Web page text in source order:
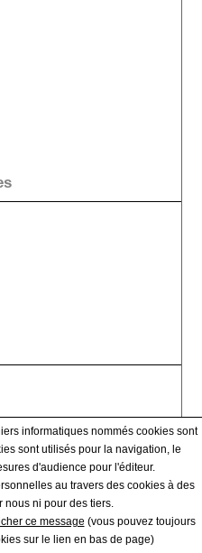
informatiques nommés cookies sont
sont utilisés pour la navigation, le
d'audience pour l'éditeur.
au travers des cookies à des
nous ni pour des tiers.
ce message (vous pouvez toujours
sur le lien en bas de page)